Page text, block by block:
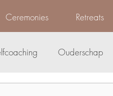
Ouderschap
Ceremonies Retreats